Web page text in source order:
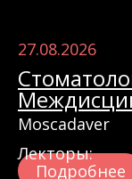
27.08.2026
Moscadaver
Лекторы:
Подробнее